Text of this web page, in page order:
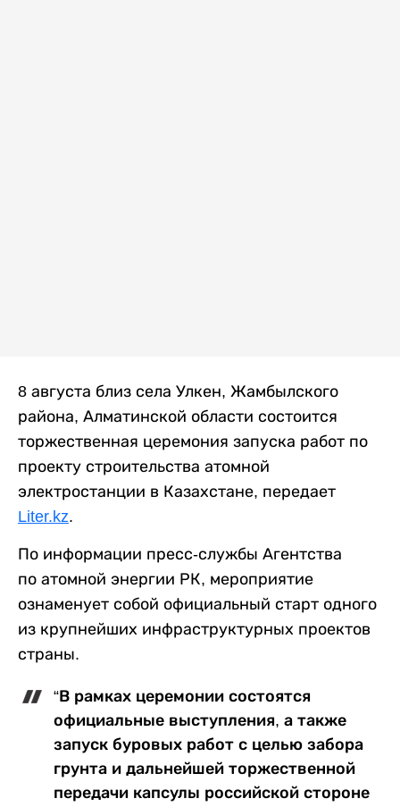
8 августа близ села Улкен, Жамбылского
района, Алматинской области состоится
торжественная церемония запуска работ по
проекту строительства атомной
электростанции в Казахстане, передает
Liter.kz.
По информации пресс-службы Агентства
по атомной энергии РК, мероприятие
ознаменует собой официальный старт одного
из крупнейших инфраструктурных проектов
страны.
“В рамках церемонии состоятся
официальные выступления, а также
запуск буровых работ с целью забора
грунта и дальнейшей торжественной
передачи капсулы российской стороне